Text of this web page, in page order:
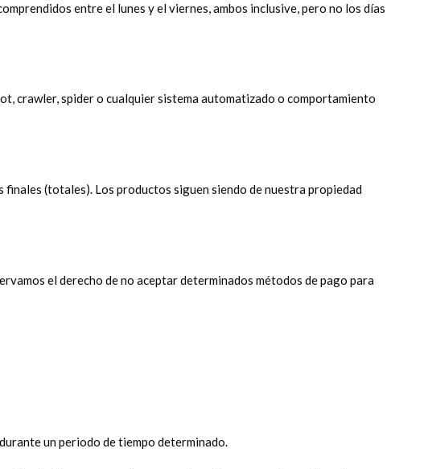
entre el lunes y el viernes, ambos inclusive, pero no los días
crawler, spider o cualquier sistema automatizado o comportamiento
finales (totales). Los productos siguen siendo de nuestra propiedad
el derecho de no aceptar determinados métodos de pago para
un periodo de tiempo determinado.